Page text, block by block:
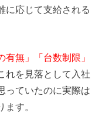
に応じて支給される
無」「台数制限」
れを見落として入社
っていたのに実際は
す。